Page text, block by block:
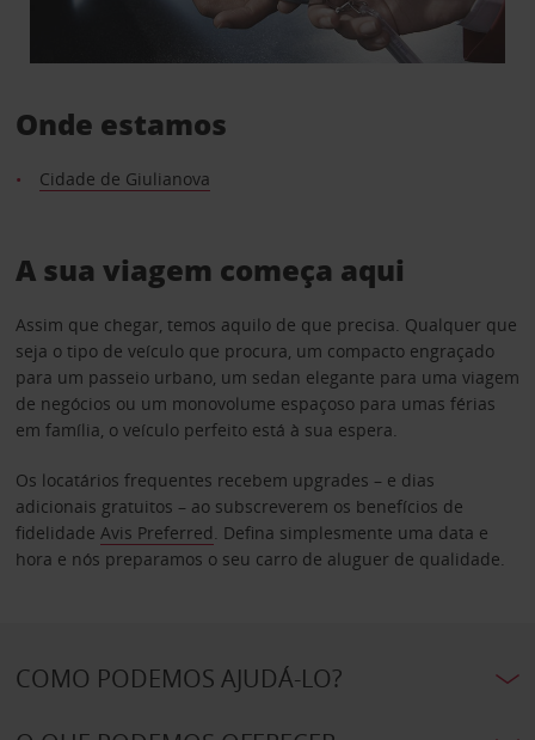
Onde estamos
Cidade de Giulianova
A sua viagem começa aqui
Assim que chegar, temos aquilo de que precisa. Qualquer que
seja o tipo de veículo que procura, um compacto engraçado
para um passeio urbano, um sedan elegante para uma viagem
de negócios ou um monovolume espaçoso para umas férias
em família, o veículo perfeito está à sua espera.
Os locatários frequentes recebem upgrades – e dias
adicionais gratuitos – ao subscreverem os benefícios de
fidelidade Avis Preferred. Defina simplesmente uma data e
hora e nós preparamos o seu carro de aluguer de qualidade.
COMO PODEMOS AJUDÁ-LO?